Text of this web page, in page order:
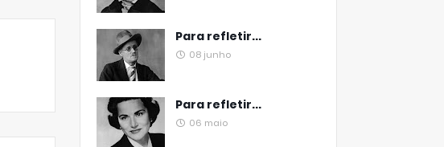
Para refletir...
08 junho
Para refletir...
06 maio